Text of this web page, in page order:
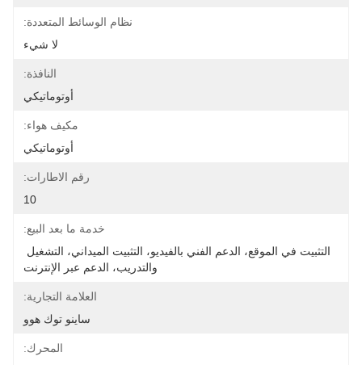
نظام الوسائط المتعددة:
لا شيء
النافذة:
أوتوماتيكي
مكيف هواء:
أوتوماتيكي
رقم الاطارات:
10
خدمة ما بعد البيع:
والتدريب، الدعم عبر الإنترنت
العلامة التجارية:
ساينو توك هوو
المحرك: